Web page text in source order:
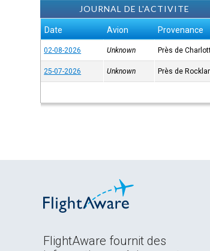
JOURNAL DE L'ACTIVITE
Date Avion Provenance
02-08-2026 Unknown Près de
25-07-2026 Unknown Près de
FlightAware fournit des